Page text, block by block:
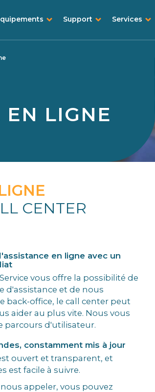
Support Services
EN LIGNE
CENTER
en ligne avec un
vous offre la possibilité de
d'assistance et de nous
back-office, le call center peut
aider au plus vite. Nous vous
parcours d'utilisateur.
constamment mis à jour
ouvert et transparent, et
est facile à suivre.
appeler, vous pouvez